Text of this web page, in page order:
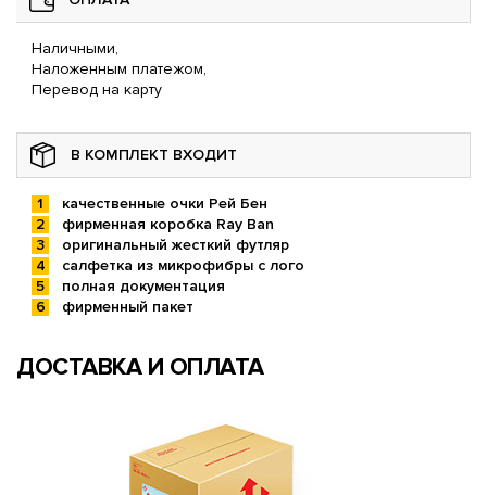
Наличными,
Наложенным платежом,
Перевод на карту
В КОМПЛЕКТ ВХОДИТ
качественные очки Рей Бен
фирменная коробка Ray Ban
оригинальный жесткий футляр
салфетка из микрофибры с лого
полная документация
фирменный пакет
ДОСТАВКА И ОПЛАТА